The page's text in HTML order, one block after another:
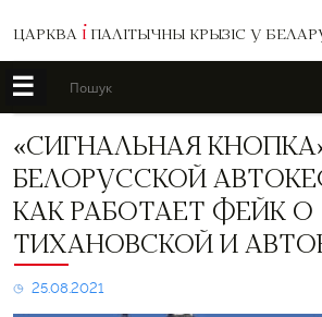
ЦАРКВА І ПАЛІТЫЧНЫ КРЫЗІС У
☰ Пошук
«Сигнальная
кнопка»
белорусской
автокефалии.
Как
работает
фейк
о
«СИГНАЛЬНАЯ
БЕЛОРУССКОЙ
КАК РАБОТАЕТ ФЕЙК О
ТИХАНОВСКОЙ И
25.08.2021